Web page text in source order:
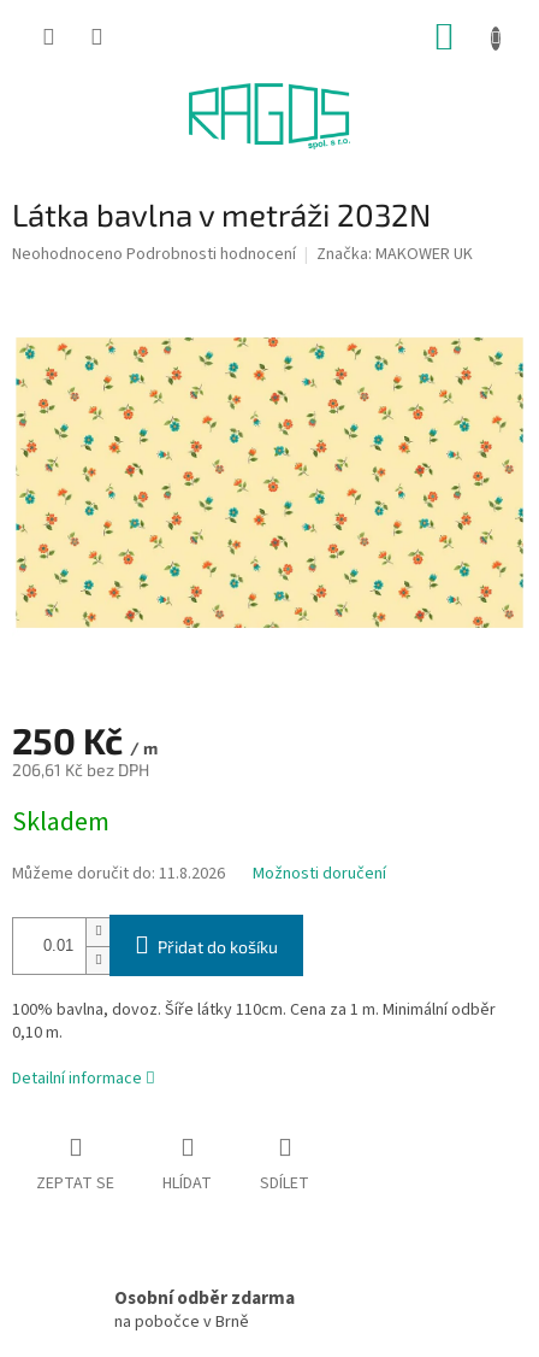
Látka bavlna v metráži 2032N
Průměrné
0,0
5
hvězdiček.
Neohodnoceno Podrobnosti hodnocení Značka: MAKOWER UK
250 Kč / m
206,61 Kč bez DPH
cena:
Skladem
Můžeme doručit do: 11.8.2026 Možnosti doručení
Přidat do košíku
100% bavlna, dovoz. Šíře látky 110cm. Cena za 1 m. Minimální odběr
0,10 m.
Detailní informace
ZEPTAT SE HLÍDAT SDÍLET
Osobní odběr zdarma
na pobočce v Brně